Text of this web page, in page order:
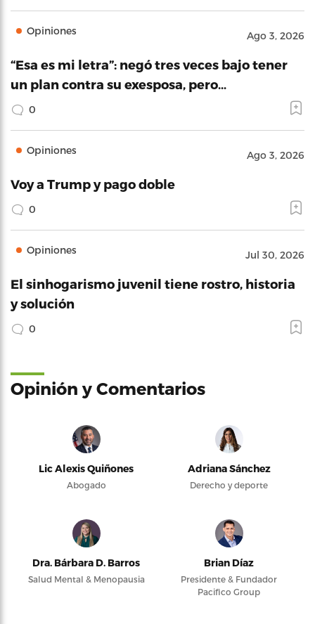
Opiniones Ago 3, 2026
“Esa es mi letra”: negó tres veces bajo tener
un plan contra su exesposa, pero…
0
Opiniones Ago 3, 2026
Voy a Trump y pago doble
0
Opiniones Jul 30, 2026
El sinhogarismo juvenil tiene rostro, historia
y solución
0
Opinión y Comentarios
Lic Alexis Quiñones
Abogado
Adriana Sánchez
Derecho y deporte
Dra. Bárbara D. Barros
Salud Mental & Menopausia
Brian Díaz
Presidente & Fundador
Pacifico Group